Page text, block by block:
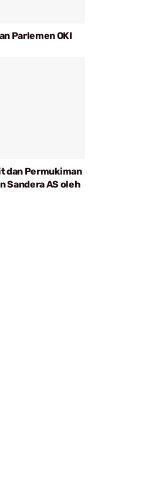
Parlemen OKI
dan Permukiman
Sandera AS oleh